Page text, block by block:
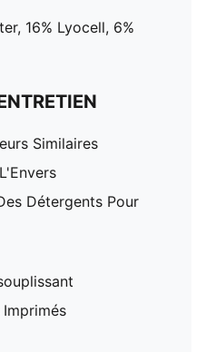
16% Lyocell, 6%
Similaires
Détergents Pour
Imprimés